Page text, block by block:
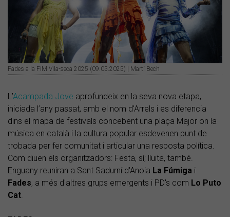
Fades a la FiM Vila-seca 2025 (09.05.2025) | Martí Bech
L’Acampada Jove aprofundeix en la seva nova etapa,
iniciada l’any passat, amb el nom d'Arrels i es diferencia
dins el mapa de festivals concebent una plaça Major on la
música en català i la cultura popular esdevenen punt de
trobada per fer comunitat i articular una resposta política.
Com diuen els organitzadors: Festa, sí; lluita, també.
Enguany reuniran a Sant Sadurní d'Anoia La Fúmiga i
Fades, a més d'altres grups emergents i PD's com Lo Puto
Cat.